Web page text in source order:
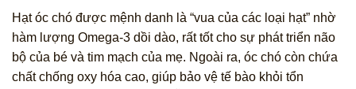
Hạt óc chó được mệnh danh là “vua của các loại hạt” nhờ
hàm lượng Omega-3 dồi dào, rất tốt cho sự phát triển não
bộ của bé và tim mạch của mẹ. Ngoài ra, óc chó còn chứa
chất chống oxy hóa cao, giúp bảo vệ tế bào khỏi tổn